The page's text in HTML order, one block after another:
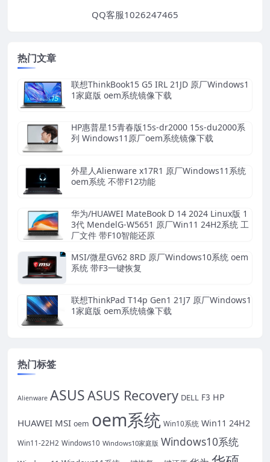
QQ客服1026247465
热门文章
联想ThinkBook15 G5 IRL 21JD 原厂Windows1
1家庭版 oem系统镜像下载
HP惠普星15青春版15s-dr2000 15s-du2000系
列 Windows11原厂oem系统镜像下载
外星人Alienware x17R1 原厂Windows11系统
oem系统 不带F12功能
华为/HUAWEI MateBook D 14 2024 Linux版 1
3代 MendelG-W5651 原厂Win11 24H2系统 工
厂文件 带F10智能还原
MSI/微星GV62 8RD 原厂Windows10系统 oem
系统 带F3一键恢复
联想ThinkPad T14p Gen1 21J7 原厂Windows1
1家庭版 oem系统镜像下载
热门标签
Alienware ASUSASUS Recovery DELL F3 HP
HUAWEI MSI oem oem系统 Win10系统 Win11 24H2
Win11-22H2 Windows10 Windows10家庭版 Windows10系统